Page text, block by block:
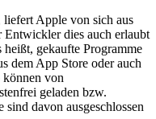
liefert Apple von sich aus
dies auch erlaubt
gekaufte Programme
dem App Store oder auch
von
geladen bzw.
davon ausgeschlossen